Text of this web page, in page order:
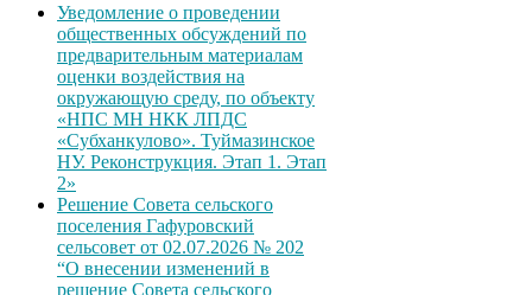
Уведомление о проведении
общественных обсуждений по
предварительным материалам
оценки воздействия на
окружающую среду, по объекту
«НПС МН НКК ЛПДС
«Субханкулово». Туймазинское
НУ. Реконструкция. Этап 1. Этап
2»
Решение Совета сельского
поселения Гафуровский
сельсовет от 02.07.2026 № 202
“О внесении изменений в
решение Совета сельского